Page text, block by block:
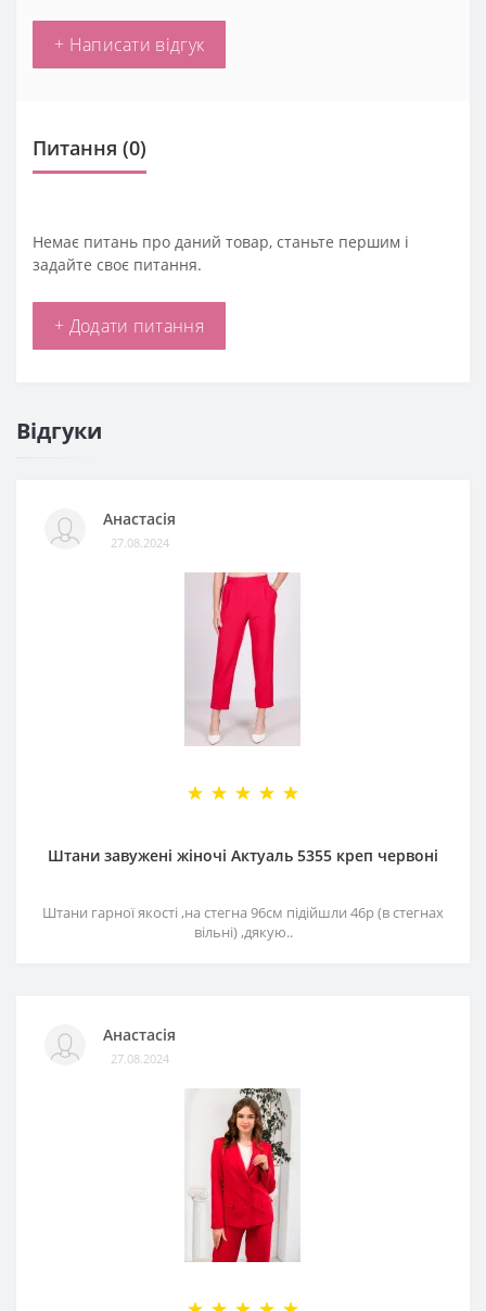
+ Написати відгук
Питання (0)
Немає питань про даний товар, станьте першим і
задайте своє питання.
+ Додати питання
Відгуки
Анастасія
27.08.2024
Штани завужені жіночі Актуаль 5355 креп червоні
Штани гарної якості ,на стегна 96см підійшли 46р (в стегнах
вільні) ,дякую..
Анастасія
27.08.2024